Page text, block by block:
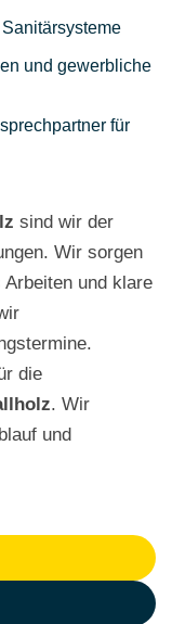
und gewerbliche
für
sind wir der
Wir sorgen
und klare
die
. Wir
und